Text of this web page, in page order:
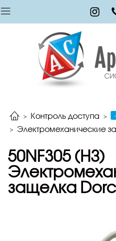
Контроль доступа
Электромеханические
50NF305 (НЗ)
защелка